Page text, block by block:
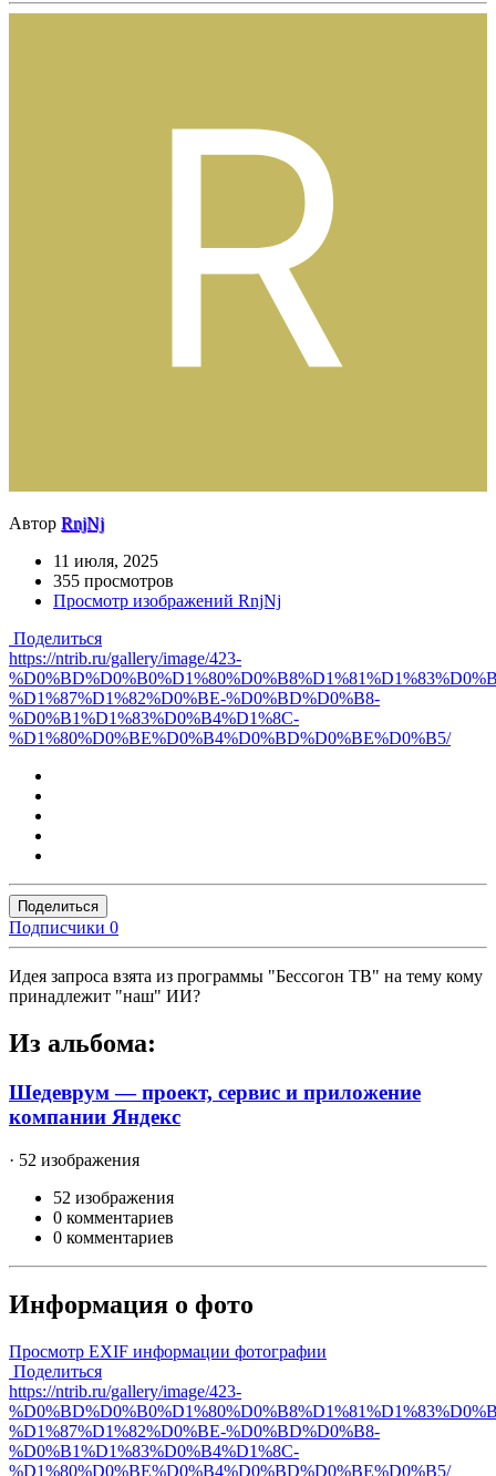
Автор RnjNj
11 июля, 2025
355 просмотров
Просмотр изображений RnjNj
Поделиться
https://ntrib.ru/gallery/image/423-
%D1%87%D1%82%D0%BE-%D0%BD%D0%B8-
%D0%B1%D1%83%D0%B4%D1%8C-
%D1%80%D0%BE%D0%B4%D0%BD%D0%BE%D0%B5/
Поделиться
Подписчики 0
Идея запроса взята из программы "Бессогон ТВ" на тему кому
принадлежит "наш" ИИ?
Из альбома:
Шедеврум — проект, сервис и приложение
компании Яндекс
· 52 изображения
52 изображения
0 комментариев
0 комментариев
Информация о фото
Просмотр EXIF информации фотографии
Поделиться
https://ntrib.ru/gallery/image/423-
%D1%87%D1%82%D0%BE-%D0%BD%D0%B8-
%D0%B1%D1%83%D0%B4%D1%8C-
%D1%80%D0%BE%D0%B4%D0%BD%D0%BE%D0%B5/